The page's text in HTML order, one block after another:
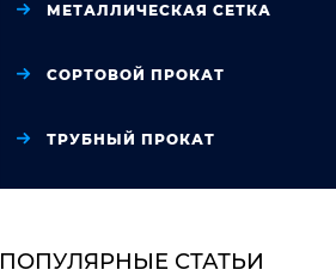
МЕТАЛЛИЧЕСКАЯ СЕТКА
СОРТОВОЙ ПРОКАТ
ТРУБНЫЙ ПРОКАТ
ПОПУЛЯРНЫЕ СТАТЬИ